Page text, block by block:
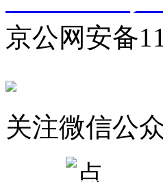
京公网安备
关注微信公